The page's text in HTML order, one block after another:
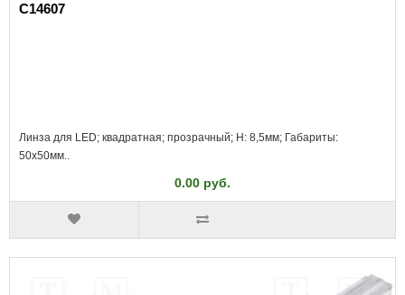
C14607
Линза для LED; квадратная; прозрачный; H: 8,5мм; Габариты:
50x50мм..
0.00 руб.